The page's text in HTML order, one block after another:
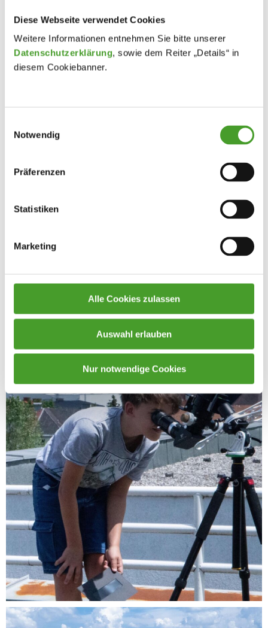
Diese Webseite verwendet Cookies
Weitere Informationen entnehmen Sie bitte unserer
Datenschutzerklärung, sowie dem Reiter „Details“ in
diesem Cookiebanner.
Notwendig
Präferenzen
Statistiken
Marketing
Alle Cookies zulassen
Auswahl erlauben
Nur notwendige Cookies